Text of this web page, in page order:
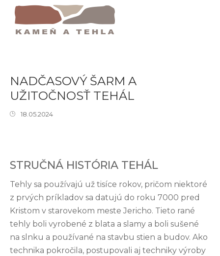
Domov Nadčasový Šarm A Užitočnosť Tehál
NADČASOVÝ ŠARM A
UŽITOČNOSŤ TEHÁL
18.05.2024
STRUČNÁ HISTÓRIA TEHÁL
Tehly sa používajú už tisíce rokov, pričom niektoré
z prvých príkladov sa datujú do roku 7000 pred
Kristom v starovekom meste Jericho. Tieto rané
tehly boli vyrobené z blata a slamy a boli sušené
na slnku a používané na stavbu stien a budov. Ako
technika pokročila, postupovali aj techniky výroby